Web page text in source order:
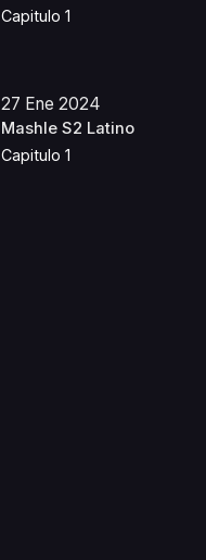
Capitulo 1
27 Ene 2024
Mashle S2 Latino
Capitulo 1